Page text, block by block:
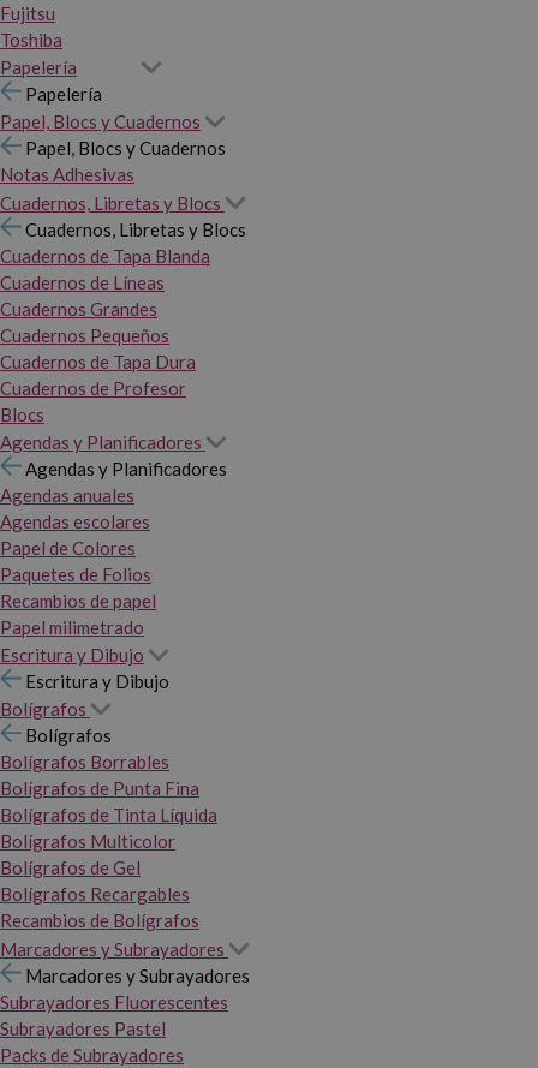
Fujitsu
Toshiba
Papelería
Papelería
Papel, Blocs y Cuadernos
Papel, Blocs y Cuadernos
Notas Adhesivas
Cuadernos, Libretas y Blocs
Cuadernos, Libretas y Blocs
Cuadernos de Tapa Blanda
Cuadernos de Líneas
Cuadernos Grandes
Cuadernos Pequeños
Cuadernos de Tapa Dura
Cuadernos de Profesor
Blocs
Agendas y Planificadores
Agendas y Planificadores
Agendas anuales
Agendas escolares
Papel de Colores
Paquetes de Folios
Recambios de papel
Papel milimetrado
Escritura y Dibujo
Escritura y Dibujo
Bolígrafos
Bolígrafos
Bolígrafos Borrables
Bolígrafos de Punta Fina
Bolígrafos de Tinta Líquida
Bolígrafos Multicolor
Bolígrafos de Gel
Bolígrafos Recargables
Recambios de Bolígrafos
Marcadores y Subrayadores
Marcadores y Subrayadores
Subrayadores Fluorescentes
Subrayadores Pastel
Packs de Subrayadores